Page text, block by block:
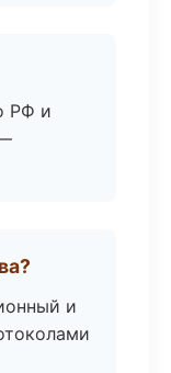
РФ и
и